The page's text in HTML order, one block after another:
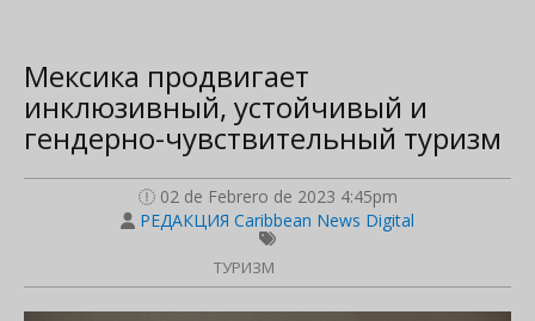
Мексика продвигает
инклюзивный, устойчивый и
гендерно-чувствительный туризм
02 de Febrero de 2023 4:45pm
РЕДАКЦИЯ Caribbean News Digital
ТУРИЗМ